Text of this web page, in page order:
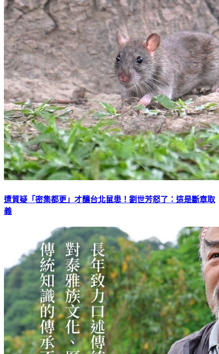
遭質疑「密集都更」才釀台北鼠患！劉世芳怒了：這是斷章取
義